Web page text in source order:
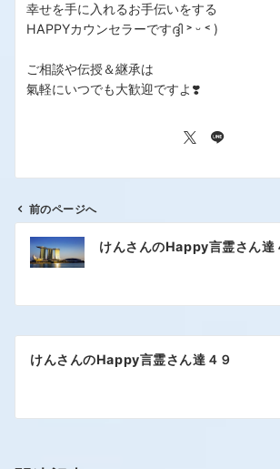
幸せを手に入れるお手伝いをする
HAPPYカウンセラーですദ്ദി ˃ ᵕ ˂ )
ご相談や伝授＆継承は
氣軽にいつでも大歓迎ですよ❣️
前のページへ
けんさんのHappy言霊さん達
けんさんのHappy言霊さん達４９